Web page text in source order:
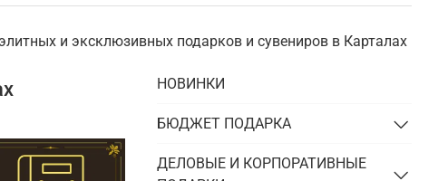
Подарки на юбилей
Подарки химику
Подарки чиновнику/госслужащему
Подарки шахтеру
Подарки электрику
Подарки к Пасхе
Подарки рыбаку
и эксклюзивных подарков и сувениров в Карталах
НОВИНКИ
БЮДЖЕТ ПОДАРКА
ДЕЛОВЫЕ И КОРПОРАТИВНЫЕ